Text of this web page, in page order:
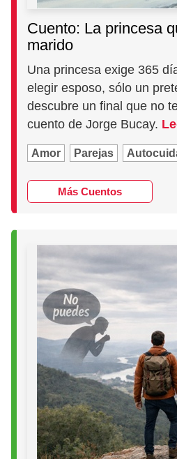
Cuento: La princesa
marido
Una princesa exige 365
elegir esposo, sólo un
descubre un final que no
cuento de Jorge Bucay.
Amor Parejas
Más Cuentos